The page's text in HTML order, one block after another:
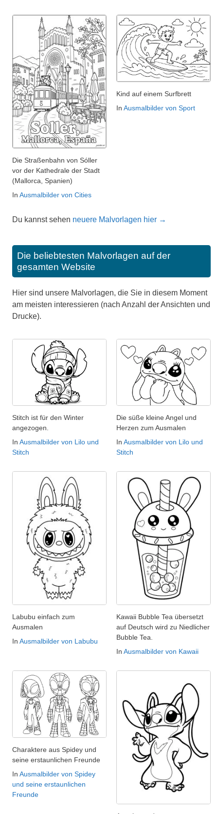
Die Straßenbahn von Sóller
vor der Kathedrale der Stadt
(Mallorca, Spanien)
In Ausmalbilder von Cities
Kind auf einem Surfbrett
In Ausmalbilder von Sport
Du kannst sehen neuere Malvorlagen hier →
Die beliebtesten Malvorlagen auf der
gesamten Website
Hier sind unsere Malvorlagen, die Sie in diesem Moment
am meisten interessieren (nach Anzahl der Ansichten und
Drucke).
Stitch ist für den Winter
angezogen.
In Ausmalbilder von Lilo und
Stitch
Die süße kleine Angel und
Herzen zum Ausmalen
In Ausmalbilder von Lilo und
Stitch
Labubu einfach zum
Ausmalen
In Ausmalbilder von Labubu
Kawaii Bubble Tea übersetzt
auf Deutsch wird zu Niedlicher
Bubble Tea.
In Ausmalbilder von Kawaii
Charaktere aus Spidey und
seine erstaunlichen Freunde
In Ausmalbilder von Spidey
und seine erstaunlichen
Freunde